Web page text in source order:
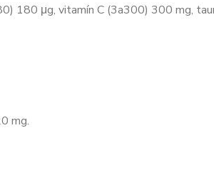
180 μg, vitamín C (3a300) 300 mg,
mg.